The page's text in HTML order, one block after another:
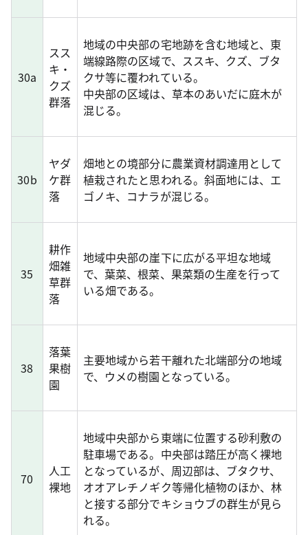
30a
スス
キ・
クズ
群落
地域の中央部の宅地跡を含む地域と、東
端線路際の区域で、ススキ、クズ、ブタ
クサ等に覆われている。
中央部の区域は、草本のあいだに庭木が
混じる。
30b
ヤダ
ケ群
落
畑地との境部分に農業資材調達用として
植栽されたと思われる。斜面地には、エ
ゴノキ、コナラが混じる。
35
耕作
畑雑
草群
落
地域中央部の崖下に広がる平坦な地域
で、葉菜、根菜、果菜類の生産を行って
いる畑である。
38
落葉
果樹
園
主要地域から若干離れた北端部分の地域
で、ウメの樹園となっている。
70
人工
裸地
地域中央部から東端に位置する砂利敷の
駐車場である。中央部は踏圧が高く裸地
となっているが、周辺部は、ブタクサ、
オオアレチノギク等帰化植物のほか、林
と接する部分でキショウブの群生が見ら
れる。